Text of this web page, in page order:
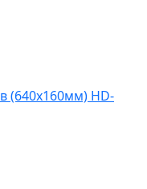
(640x160мм) HD-